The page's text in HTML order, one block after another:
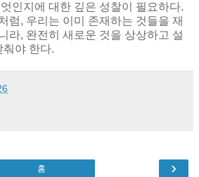
인지에 대한 깊은 성찰이 필요하다.
럼, 우리는 이미 존재하는 것들을 재
라, 완전히 새로운 것을 상상하고 설
춰야 한다.
›
홈